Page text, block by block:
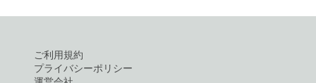
ご利用規約
プライバシーポリシー